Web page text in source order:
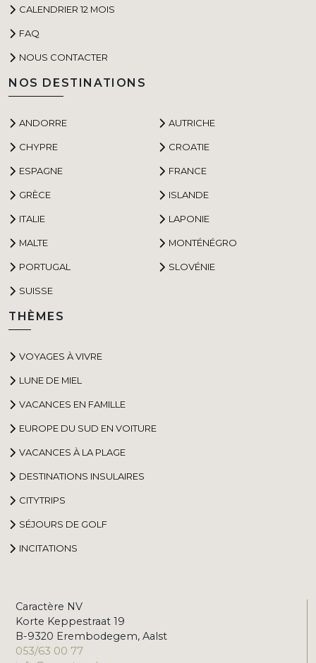
CALENDRIER 12 MOIS
FAQ
NOUS CONTACTER
NOS DESTINATIONS
ANDORRE AUTRICHE
CHYPRE CROATIE
ESPAGNE FRANCE
GRÈCE ISLANDE
ITALIE LAPONIE
MALTE MONTÉNÉGRO
PORTUGAL SLOVÉNIE
SUISSE
THÈMES
VOYAGES À VIVRE
LUNE DE MIEL
VACANCES EN FAMILLE
EUROPE DU SUD EN VOITURE
VACANCES À LA PLAGE
DESTINATIONS INSULAIRES
CITYTRIPS
SÉJOURS DE GOLF
INCITATIONS
Caractère NV
Korte Keppestraat 19
B-9320 Erembodegem, Aalst
053/63 00 77